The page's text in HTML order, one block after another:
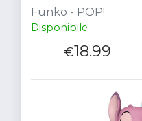
Funko - POP!
Disponibile
€18.99